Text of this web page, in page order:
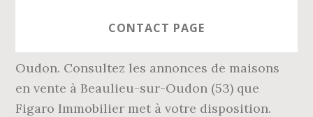
CONTACT PAGE
Garanties et assurances obligatoires incluses.
Oudon. Consultez les annonces de maisons
en vente à Beaulieu-sur-Oudon (53) que
Figaro Immobilier met à votre disposition.